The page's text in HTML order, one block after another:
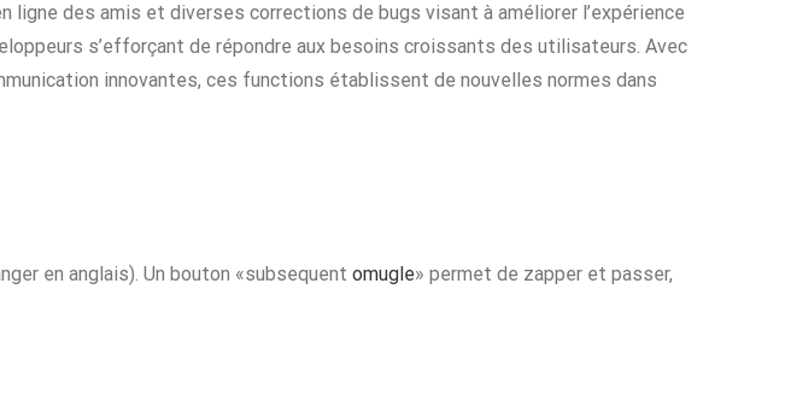
des amis et diverses corrections de bugs visant à améliorer l’expérience
s’efforçant de répondre aux besoins croissants des utilisateurs. Avec
innovantes, ces functions établissent de nouvelles normes dans
en anglais). Un bouton «subsequent omugle» permet de zapper et passer,